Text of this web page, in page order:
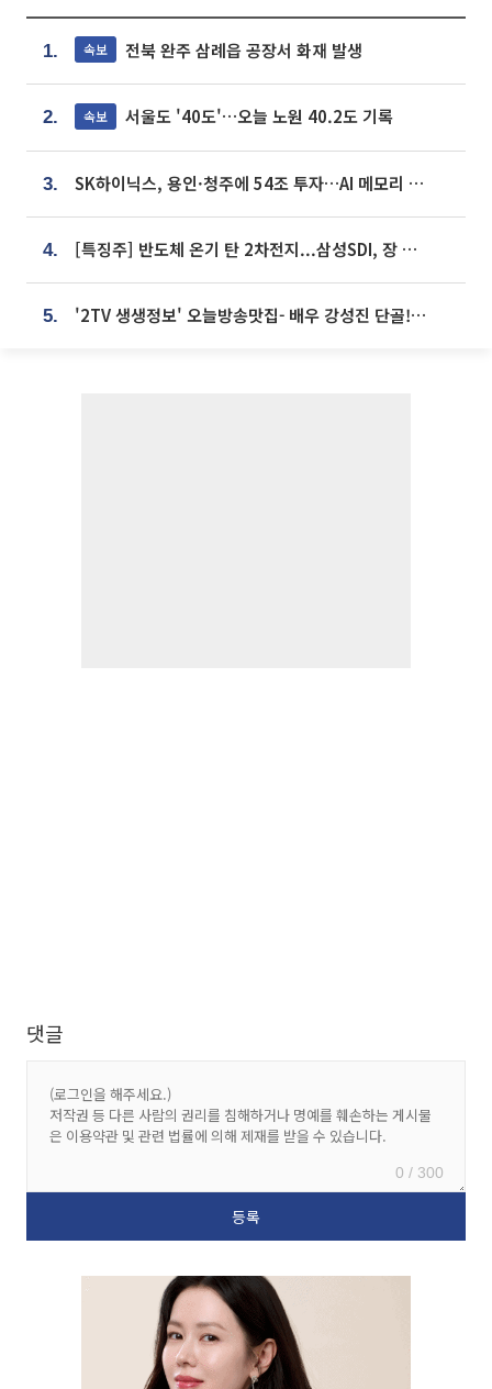
1. 속보 전북 완주 삼례읍 공장서 화재 발생
2. 속보 서울도 '40도'…오늘 노원 40.2도 기록
3. SK하이닉스, 용인·청주에 54조 투자…AI 메모리 생산기지 키운다
4. [특징주] 반도체 온기 탄 2차전지...삼성SDI, 장 초반 7% 넘게 껑충
5. '2TV 생생정보' 오늘방송맛집- 배우 강성진 단골! 쌀국수ㆍ푸팟퐁 커리 맛집 '블○○○'
댓글
0 / 300